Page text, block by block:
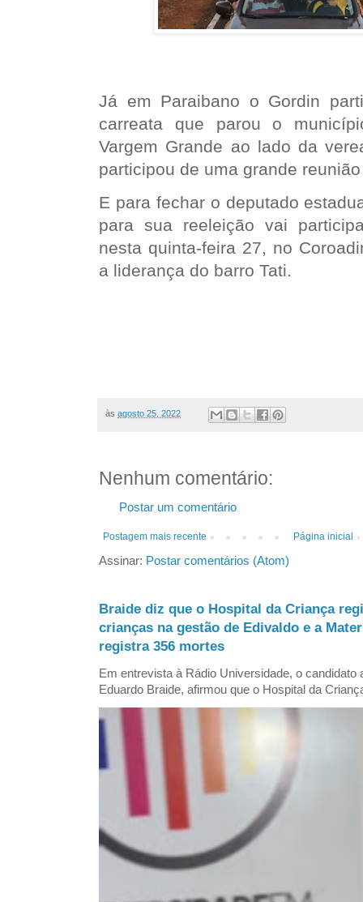
Já em Paraibano o Gordin
carreata que parou o
Vargem Grande ao lado da
participou de uma grande
E para fechar o deputado
para sua reeleição vai
nesta quinta-feira 27, no
a liderança do barro Tati.
às agosto 25, 2022
Nenhum comentário:
Postar um comentário
Postagem mais recente Página inicial
Assinar: Postar comentários (Atom)
Braide diz que o Hospital da Criança
crianças na gestão de Edivaldo e a
registra 356 mortes
Em entrevista à Rádio Universidade, o candidato
Eduardo Braide, afirmou que o Hospital da